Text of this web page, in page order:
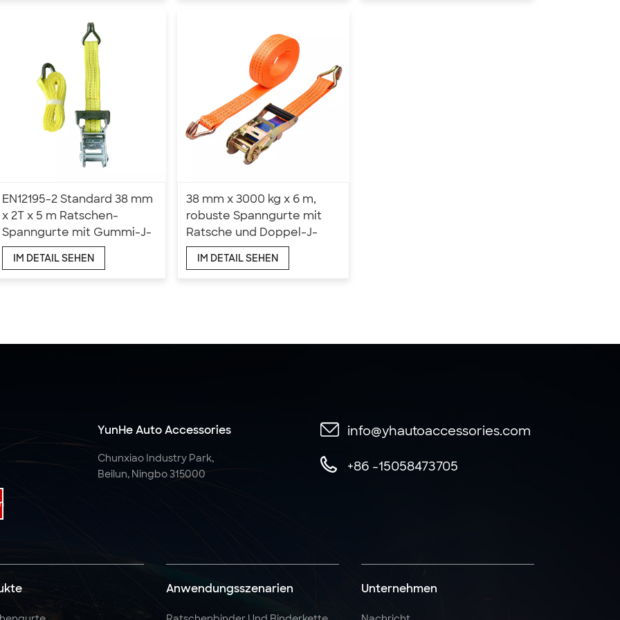
EN12195-2 Standard 38 mm
x 2T x 5 m Ratschen-
Spanngurte mit Gummi-J-
Haken
IM DETAIL SEHEN
38 mm x 3000 kg x 6 m,
robuste Spanngurte mit
Ratsche und Doppel-J-
Haken
IM DETAIL SEHEN
YunHe Auto Accessories
Chunxiao Industry Park,
Beilun, Ningbo 315000
info@yhautoaccessories.com
+86 -15058473705
Anwendungsszenarien Unternehmen